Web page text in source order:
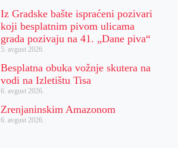
Iz Gradske bašte ispraćeni pozivari
koji besplatnim pivom ulicama
grada pozivaju na 41. „Dane piva“
5. avgust 2026.
Besplatna obuka vožnje skutera na
vodi na Izletištu Tisa
6. avgust 2026.
Zrenjaninskim Amazonom
6. avgust 2026.